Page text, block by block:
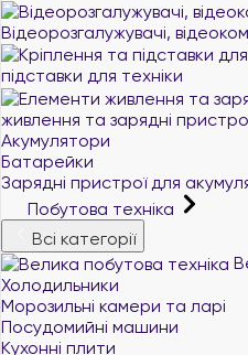
Відеорозгалужувачі,
підставки для техніки
живлення та зарядні
Акумулятори
Батарейки
Зарядні пристрої для
Побутова техніка
Всі категорії
Холодильники
Морозильні камери та ларі
Посудомийні машини
Кухонні плити